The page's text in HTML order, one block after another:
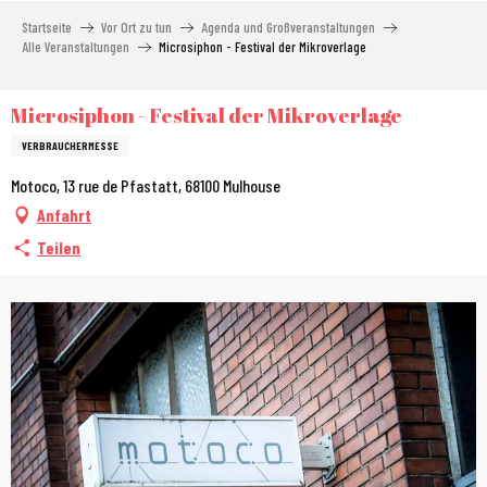
Startseite Vor Ort zu tun
Agenda und Großveranstaltungen
Alle Veranstaltungen
Microsiphon - Festival der Mikroverlage
Microsiphon - Festival der Mikroverlage
VERBRAUCHERMESSE
Motoco, 13 rue de Pfastatt, 68100 Mulhouse
Anfahrt
Teilen